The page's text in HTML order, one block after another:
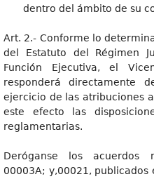
dentro del ámbito de su
Art. 2.- Conforme lo
del Estatuto del Régimen
Función Ejecutiva, el
responderá directamente
ejercicio de las atribuciones
este efecto las
reglamentarias.
Deróganse los acuerdos
00003A; y,00021, publicados